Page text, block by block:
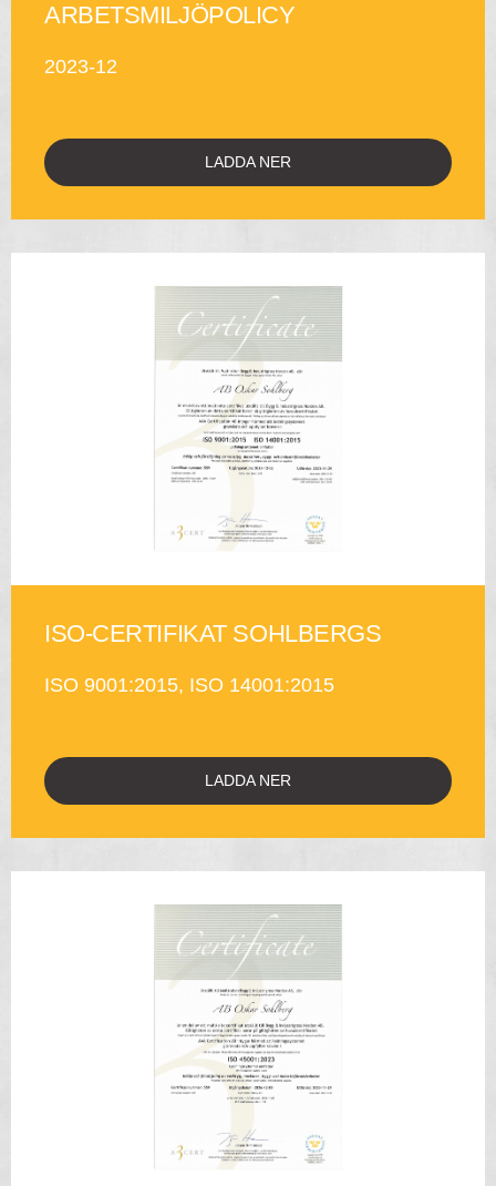
ARBETSMILJÖPOLICY
2023-12
LADDA NER
ISO-CERTIFIKAT SOHLBERGS
ISO 9001:2015, ISO 14001:2015
LADDA NER